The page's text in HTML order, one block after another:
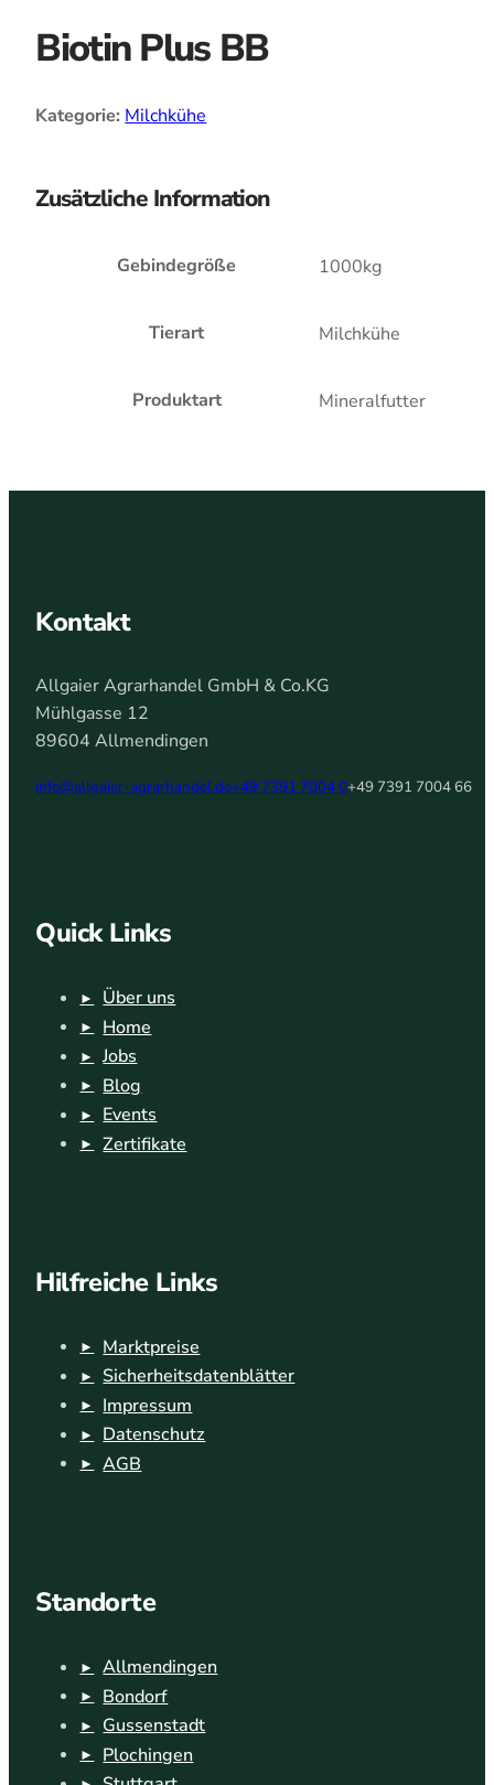
Biotin Plus BB
Kategorie: Milchkühe
Zusätzliche Information
Gebindegröße 1000kg
Tierart Milchkühe
Produktart Mineralfutter
Kontakt
Allgaier Agrarhandel GmbH & Co.KG
Mühlgasse 12
89604 Allmendingen
info@allgaier-agrarhandel.de+49 7391 7004 0+49 7391 7004 66
Quick Links
Über uns
Home
Jobs
Blog
Events
Zertifikate
Hilfreiche Links
Marktpreise
Sicherheitsdatenblätter
Impressum
Datenschutz
AGB
Standorte
Allmendingen
Bondorf
Gussenstadt
Plochingen